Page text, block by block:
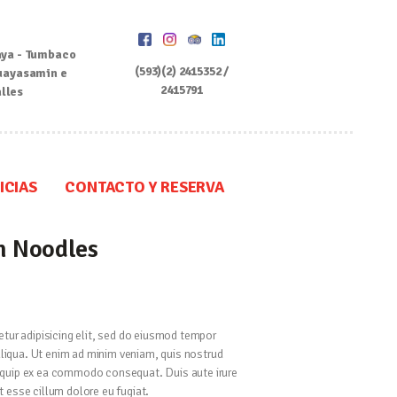
- Tumbaco
e
(593)(2) 2415352 /
2415791
CONTACTO Y RESERVA
Noodles
adipisicing elit, sed do eiusmod tempor
Ut enim ad minim veniam, quis nostrud
ex ea commodo consequat. Duis aute irure
esse cillum dolore eu fugiat.